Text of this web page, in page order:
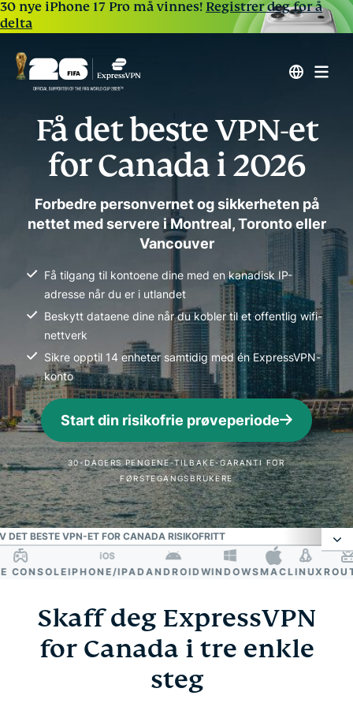
30 nye iPhone 17 Pro må vinnes! Registrer deg for å
delta
Få det beste VPN-et
for Canada i 2026
Forbedre personvernet og sikkerheten på
nettet med servere i Montreal, Toronto eller
Vancouver
Få tilgang til kontoene dine med en kanadisk IP-
adresse når du er i utlandet
Beskytt dataene dine når du kobler til et offentlig wifi-
nettverk
Sikre opptil 14 enheter samtidig med én ExpressVPN-
konto
Start din risikofrie prøveperiode
30-DAGERS PENGENE-TILBAKE-GARANTI FOR
FØRSTEGANGSBRUKERE
DET BESTE VPN-ET FOR CANADA RISIKOFRITT
Slik får du en kanadisk IP-adresse
Velg en kanadisk VPN-serveradresse
Derfor trenger du et VPN i Canada
IPHONE/IPADANDROIDWINDOWSMACLINUXROUTER
Skaff deg ExpressVPN
for Canada i tre enkle
steg